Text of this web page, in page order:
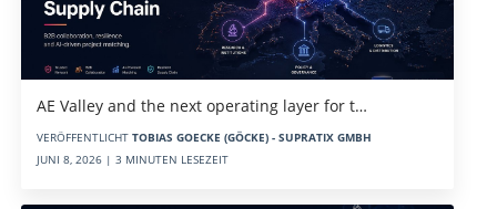
AE Valley and the next operating layer for t…
VERÖFFENTLICHT TOBIAS GOECKE (GÖCKE) - SUPRATIX GMBH
JUNI 8, 2026 | 3 MINUTEN LESEZEIT